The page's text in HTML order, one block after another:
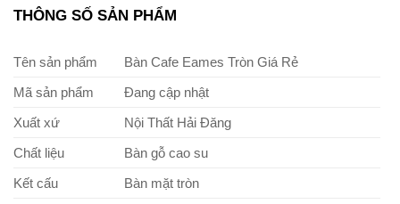
THÔNG SỐ SẢN PHẨM
Tên sản phẩm
Bàn Cafe Eames Tròn Giá Rẻ
Mã sản phẩm
Đang cập nhật
Xuất xứ
Nội Thất Hải Đăng
Chất liệu
Bàn gỗ cao su
Kết cấu
Bàn mặt tròn